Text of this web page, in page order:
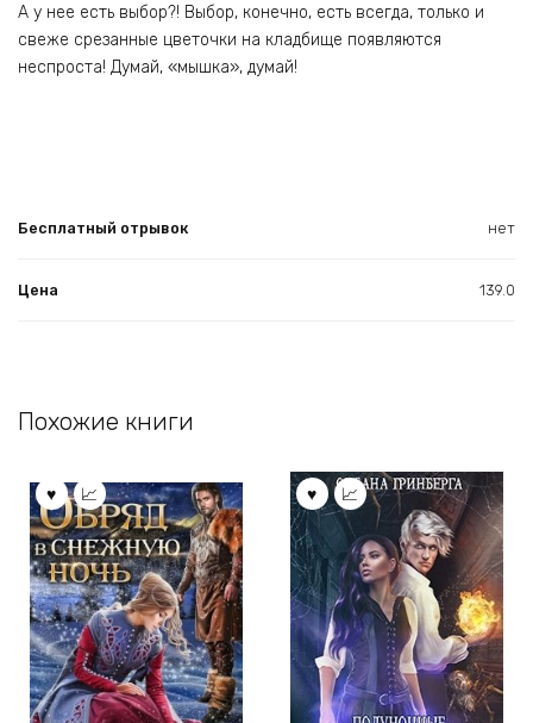
А у нее есть выбор?! Выбор, конечно, есть всегда, только и
свеже срезанные цветочки на кладбище появляются
неспроста! Думай, «мышка», думай!
Бесплатный отрывок нет
Цена 139.0
Похожие книги